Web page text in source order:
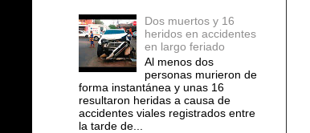
Dos muertos y 16
heridos en accidentes
en largo feriado
Al menos dos
personas murieron de
forma instantánea y unas 16
resultaron heridas a causa de
accidentes viales registrados entre
la tarde de...